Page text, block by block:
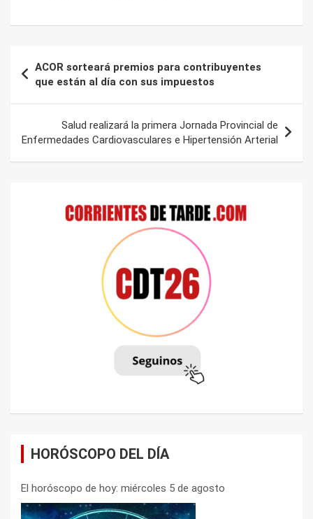
de
entradas
ACOR sorteará premios para contribuyentes
que están al día con sus impuestos
Salud realizará la primera Jornada Provincial de
Enfermedades Cardiovasculares e Hipertensión Arterial
HORÓSCOPO DEL DÍA
El horóscopo de hoy: miércoles 5 de agosto